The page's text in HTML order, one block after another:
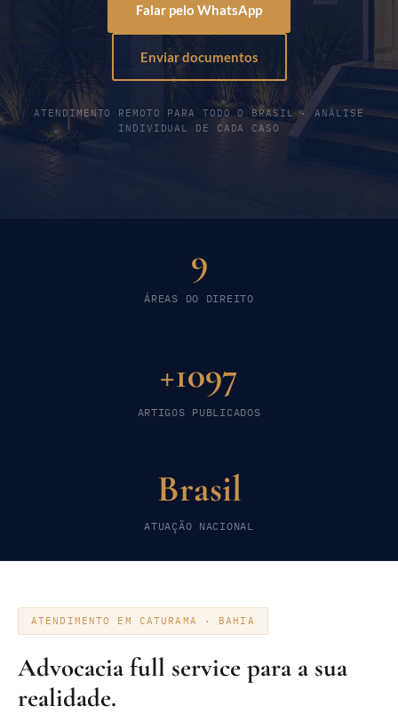
Falar pelo WhatsApp
Enviar documentos
ATENDIMENTO REMOTO PARA TODO O BRASIL · ANÁLISE
INDIVIDUAL DE CADA CASO
9
ÁREAS DO DIREITO
+1097
ARTIGOS PUBLICADOS
Brasil
ATUAÇÃO NACIONAL
ATENDIMENTO EM CATURAMA · BAHIA
Advocacia full service para a sua
realidade.